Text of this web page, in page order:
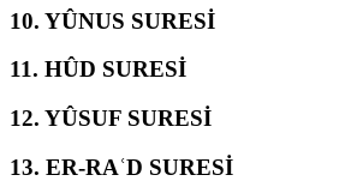
10. YÛNUS SURESİ
11. HÛD SURESİ
12. YÛSUF SURESİ
13. ER-RAʿD SURESİ